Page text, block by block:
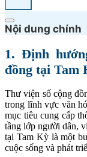
Nội dung chính
1. Định
đồng tại Tam
Thư viện số cộng
trong lĩnh vực văn
mục tiêu cung cấp
tầng lớp người dân,
tại Tam Kỳ là một
cuộc sống và phát